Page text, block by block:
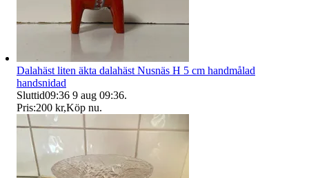
Dalahäst liten äkta dalahäst Nusnäs H 5 cm handmålad
handsnidad
Sluttid09:36 9 aug 09:36.
Pris:200 kr,Köp nu.